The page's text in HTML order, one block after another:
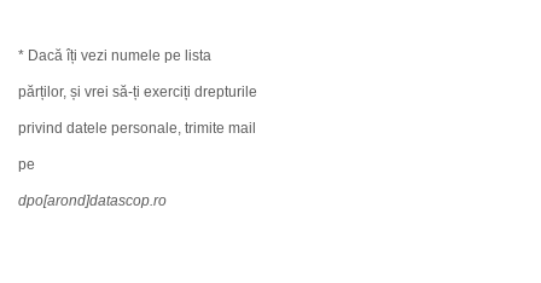
* Dacă îți vezi numele pe lista
părților, și vrei să-ți exerciți drepturile
privind datele personale, trimite mail
pe
dpo[arond]datascop.ro